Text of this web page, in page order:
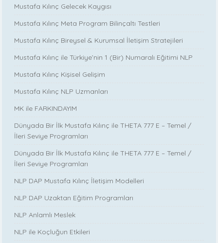
Mustafa Kılınç Gelecek Kaygısı
Mustafa Kılınç Meta Program Bilinçaltı Testleri
Mustafa Kılınç Bireysel & Kurumsal İletişim Stratejileri
Mustafa Kılınç ile Türkiye’nin 1 (Bir) Numaralı Eğitimi NLP
Mustafa Kılınç Kişisel Gelişim
Mustafa Kılınç NLP Uzmanları
MK ile FARKINDAYIM
Dünyada Bir İlk Mustafa Kılınç ile THETA 777 E – Temel /
İleri Seviye Programları
Dünyada Bir İlk Mustafa Kılınç ile THETA 777 E – Temel /
İleri Seviye Programları
NLP DAP Mustafa Kılınç İletişim Modelleri
NLP DAP Uzaktan Eğitim Programları
NLP Anlamlı Meslek
NLP ile Koçluğun Etkileri